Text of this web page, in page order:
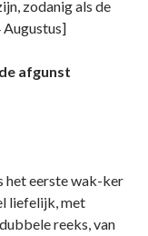
zodanig als de
Augustus]
afgunst
het eerste wak-ker
liefelijk, met
reeks, van